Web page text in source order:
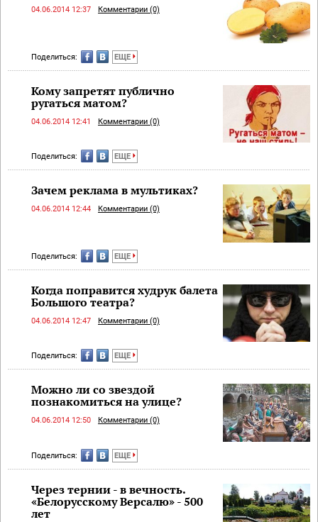
04.06.2014 12:37 Комментарии (0)
Поделиться: ЕЩЕ
Кому запретят публично
ругаться матом?
04.06.2014 12:41 Комментарии (0)
Поделиться: ЕЩЕ
Зачем реклама в мультиках?
04.06.2014 12:44 Комментарии (0)
Поделиться: ЕЩЕ
Когда поправится худрук балета
Большого театра?
04.06.2014 12:47 Комментарии (0)
Поделиться: ЕЩЕ
Можно ли со звездой
познакомиться на улице?
04.06.2014 12:50 Комментарии (0)
Поделиться: ЕЩЕ
Через тернии - в вечность.
«Белорусскому Версалю» - 500
лет